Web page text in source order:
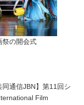
祭の開会式
同通信JBN】第11回シ
Film